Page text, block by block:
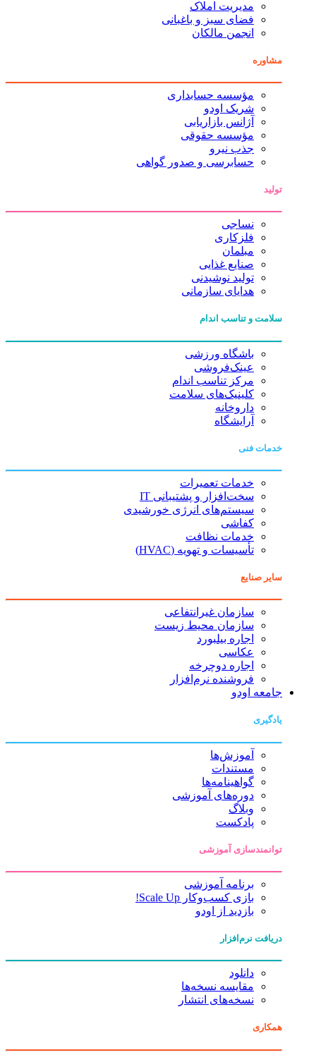
مدیریت املاک
فضای سبز و باغبانی
انجمن مالکان
مشاوره
مؤسسه حسابداری
شریک اودو
آژانس بازاریابی
مؤسسه حقوقی
جذب نیرو
حسابرسی و صدور گواهی
تولید
نساجی
فلزکاری
مبلمان
صنایع غذایی
تولید نوشیدنی
هدایای سازمانی
سلامت و تناسب اندام
باشگاه ورزشی
عینک‌فروشی
مرکز تناسب اندام
کلینیک‌های سلامت
داروخانه
آرایشگاه
خدمات فنی
خدمات تعمیرات
سخت‌افزار و پشتیبانی IT
سیستم‌های انرژی خورشیدی
کفاشی
خدمات نظافت
تأسیسات و تهویه (HVAC)
سایر صنایع
سازمان غیرانتفاعی
سازمان محیط زیست
اجاره بیلبورد
عکاسی
اجاره دوچرخه
فروشنده نرم‌افزار
جامعه اودو
یادگیری
آموزش‌ها
مستندات
گواهینامه‌ها
دوره‌های آموزشی
وبلاگ
پادکست
توانمندسازی آموزشی
برنامه آموزشی
بازی کسب‌وکار Scale Up!
بازدید از اودو
دریافت نرم‌افزار
دانلود
مقایسه نسخه‌ها
نسخه‌های انتشار
همکاری